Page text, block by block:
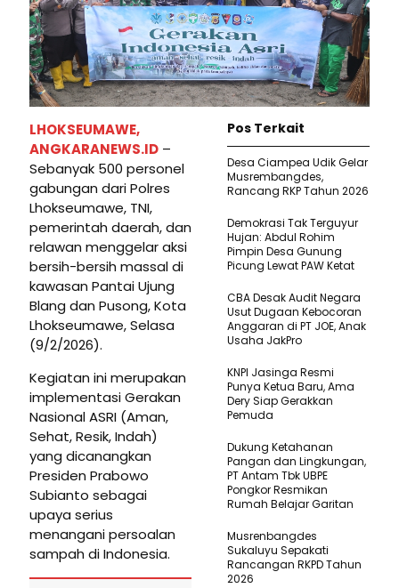
LHOKSEUMAWE,
ANGKARANEWS.ID –
Sebanyak 500 personel
gabungan dari Polres
Lhokseumawe, TNI,
pemerintah daerah, dan
relawan menggelar aksi
bersih-bersih massal di
kawasan Pantai Ujung
Blang dan Pusong, Kota
Lhokseumawe, Selasa
(9/2/2026).
Kegiatan ini merupakan
implementasi Gerakan
Nasional ASRI (Aman,
Sehat, Resik, Indah)
yang dicanangkan
Presiden Prabowo
Subianto sebagai
upaya serius
menangani persoalan
sampah di Indonesia.
Pos Terkait
Desa Ciampea Udik Gelar
Musrembangdes,
Rancang RKP Tahun 2026
Demokrasi Tak Terguyur
Hujan: Abdul Rohim
Pimpin Desa Gunung
Picung Lewat PAW Ketat
CBA Desak Audit Negara
Usut Dugaan Kebocoran
Anggaran di PT JOE, Anak
Usaha JakPro
KNPI Jasinga Resmi
Punya Ketua Baru, Ama
Dery Siap Gerakkan
Pemuda
Dukung Ketahanan
Pangan dan Lingkungan,
PT Antam Tbk UBPE
Pongkor Resmikan
Rumah Belajar Garitan
Musrenbangdes
Sukaluyu Sepakati
Rancangan RKPD Tahun
2026